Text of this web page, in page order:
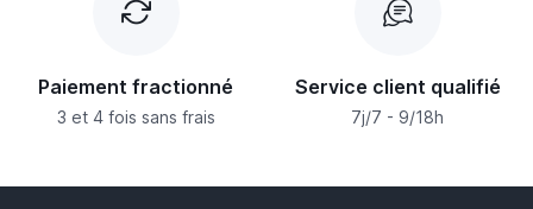
Paiement fractionné
3 et 4 fois sans frais
Service client qualifié
7j/7 - 9/18h